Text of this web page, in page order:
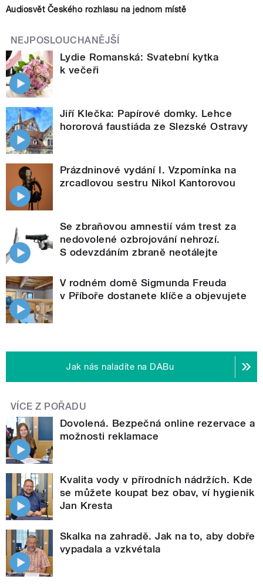
Audiosvět Českého rozhlasu na jednom místě
NEJPOSLOUCHANĚJŠÍ
Lydie Romanská: Svatební kytka
k večeři
Jiří Klečka: Papírové domky. Lehce
hororová faustiáda ze Slezské Ostravy
Prázdninové vydání I. Vzpomínka na
zrcadlovou sestru Nikol Kantorovou
Se zbraňovou amnestií vám trest za
nedovolené ozbrojování nehrozí.
S odevzdáním zbraně neotálejte
V rodném domě Sigmunda Freuda
v Příboře dostanete klíče a objevujete
Jak nás naladíte na DABu
VÍCE Z POŘADU
Dovolená. Bezpečná online rezervace a
možnosti reklamace
Kvalita vody v přírodních nádržích. Kde
se můžete koupat bez obav, ví hygienik
Jan Kresta
Skalka na zahradě. Jak na to, aby dobře
vypadala a vzkvétala